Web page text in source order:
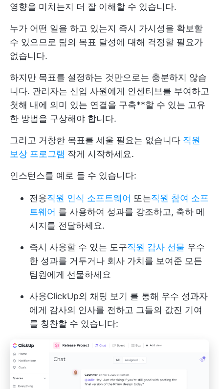
영향을 미치는지 더 잘 이해할 수 있습니다.
누가 어떤 일을 하고 있는지 즉시 가시성을 확보할
수 있으므로 팀의 목표 달성에 대해 걱정할 필요가
없습니다.
하지만 목표를 설정하는 것만으로는 충분하지 않습
니다. 관리자는 신입 사원에게 인센티브를 부여하고
첫해 내에 의미 있는 연결을 구축**할 수 있는 고유
한 방법을 구상해야 합니다.
그리고 거창한 목표를 세울 필요는 없습니다 직원
보상 프로그램 작게 시작하세요.
인스턴스를 예로 들 수 있습니다:
전용직원 인식 소프트웨어 또는직원 참여 소프
트웨어 를 사용하여 성과를 강조하고, 축하 메
시지를 전달하세요.
즉시 사용할 수 있는 도구직원 감사 선물 우수
한 성과를 거두거나 회사 가치를 보여준 모든
팀원에게 선물하세요
사용ClickUp의 채팅 보기 를 통해 우수 성과자
에게 감사의 인사를 전하고 그들의 값진 기여
를 칭찬할 수 있습니다: